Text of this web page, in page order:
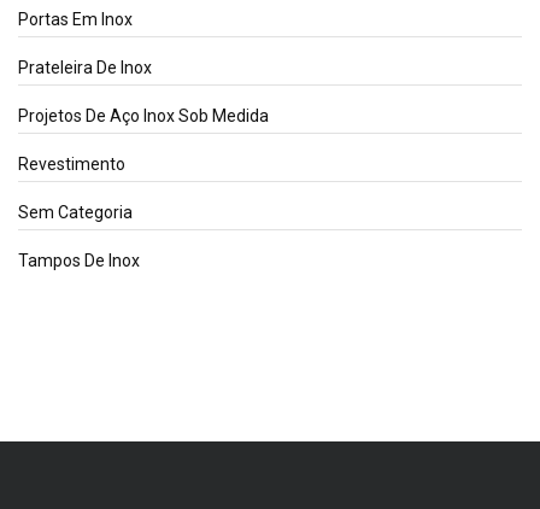
Portas Em Inox
Prateleira De Inox
Projetos De Aço Inox Sob Medida
Revestimento
Sem Categoria
Tampos De Inox